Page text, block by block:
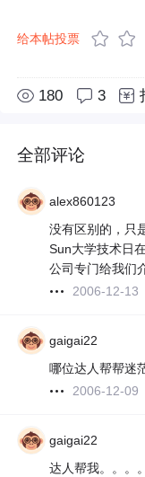
给本帖投票
180 3
全部评论
alex860123
没有区别的，只
Sun大学技术日
公司专门给我们
2006-12-13
gaigai22
哪位达人帮帮迷
2006-12-09
gaigai22
达人帮我。。。